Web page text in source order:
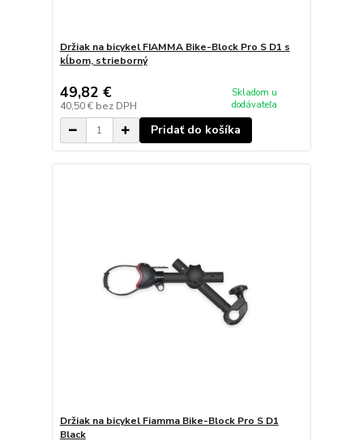
Držiak na bicykel FIAMMA Bike-Block Pro S D1 s
kĺbom, strieborný
49,82 €
40,50 € bez DPH
Skladom u
dodávateľa
Pridať do košíka
Držiak na bicykel Fiamma Bike-Block Pro S D1
Black